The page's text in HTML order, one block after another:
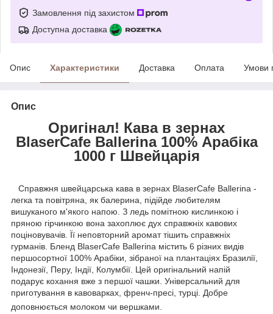
Замовлення під захистом
Доступна доставка
Опис Характеристики Доставка Оплата Умови
Опис
Оригінал! Кава в зернах
BlaserCafe Ballerina 100% Арабіка
1000 г Швейцарія
Справжня швейцарська кава в зернах BlaserCafe Ballerina -
легка та повітряна, як балерина, підійде любителям
вишуканого м'якого напою. З ледь помітною кислинкою і
пряною гірчинкою вона захоплює дух справжніх кавових
поціновувачів. Її неповторний аромат тішить справжніх
гурманів. Бленд BlaserCafe Ballerina містить 6 різних видів
першосортної 100% Арабіки, зібраної на плантаціях Бразилії,
Індонезії, Перу, Індії, Колумбії. Цей оригінальний напій
подарує кохання вже з першої чашки. Універсальний для
приготування в кавоварках, френч-пресі, турці. Добре
доповнюється молоком чи вершками.